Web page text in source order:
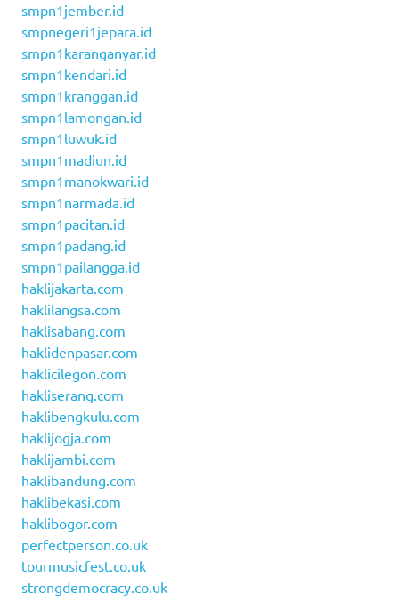
smpn1jember.id
smpnegeri1jepara.id
smpn1karanganyar.id
smpn1kendari.id
smpn1kranggan.id
smpn1lamongan.id
smpn1luwuk.id
smpn1madiun.id
smpn1manokwari.id
smpn1narmada.id
smpn1pacitan.id
smpn1padang.id
smpn1pailangga.id
haklijakarta.com
haklilangsa.com
haklisabang.com
haklidenpasar.com
haklicilegon.com
hakliserang.com
haklibengkulu.com
haklijogja.com
haklijambi.com
haklibandung.com
haklibekasi.com
haklibogor.com
perfectperson.co.uk
tourmusicfest.co.uk
strongdemocracy.co.uk